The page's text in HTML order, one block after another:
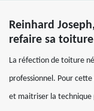
Reinhard
refaire sa
La réfection de toiture
professionnel. Pour
et maitriser la technique